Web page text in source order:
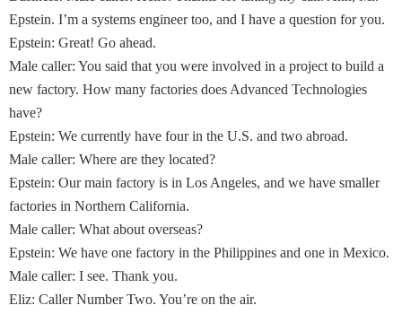
Epstein. I’m a systems engineer too, and I have a question for you.
Epstein: Great! Go ahead.
Male caller: You said that you were involved in a project to build a
new factory. How many factories does Advanced Technologies
have?
Epstein: We currently have four in the U.S. and two abroad.
Male caller: Where are they located?
Epstein: Our main factory is in Los Angeles, and we have smaller
factories in Northern California.
Male caller: What about overseas?
Epstein: We have one factory in the Philippines and one in Mexico.
Male caller: I see. Thank you.
Eliz: Caller Number Two. You’re on the air.